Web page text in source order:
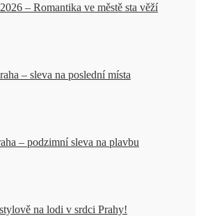
– Romantika ve městě sta věží
– sleva na poslední místa
– podzimní sleva na plavbu
na lodi v srdci Prahy!